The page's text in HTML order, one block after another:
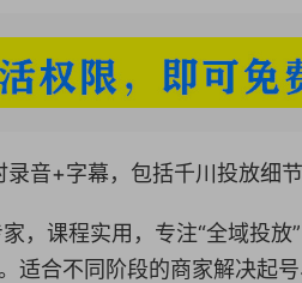
录音+字幕，包括千川投放细
，课程实用，专注“全域投
适合不同阶段的商家解决起